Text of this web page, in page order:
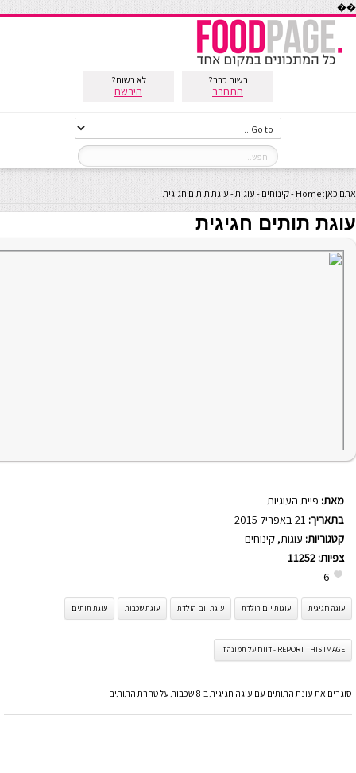
��
רשום כבר?
התחבר
לא רשום?
הירשם
אתם כאן: Home
-קינוחים - עוגות- עוגת תותים חגיגית
עוגת תותים חגיגית
מאת: פיית העוגיות
בתאריך:
קטגוריות: עוגות, קינוחים
צפיות: 11252
6
עוגה חגיגית עוגות יום הולדת עוגת יום הולדת עוגת שכבות עוגת תותים
REPORT THIS IMAGE - דווח על תמונה זו
סוגרים את עונת התותים עם עוגה חגיגית ב-8 שכבות על טהרת התותים